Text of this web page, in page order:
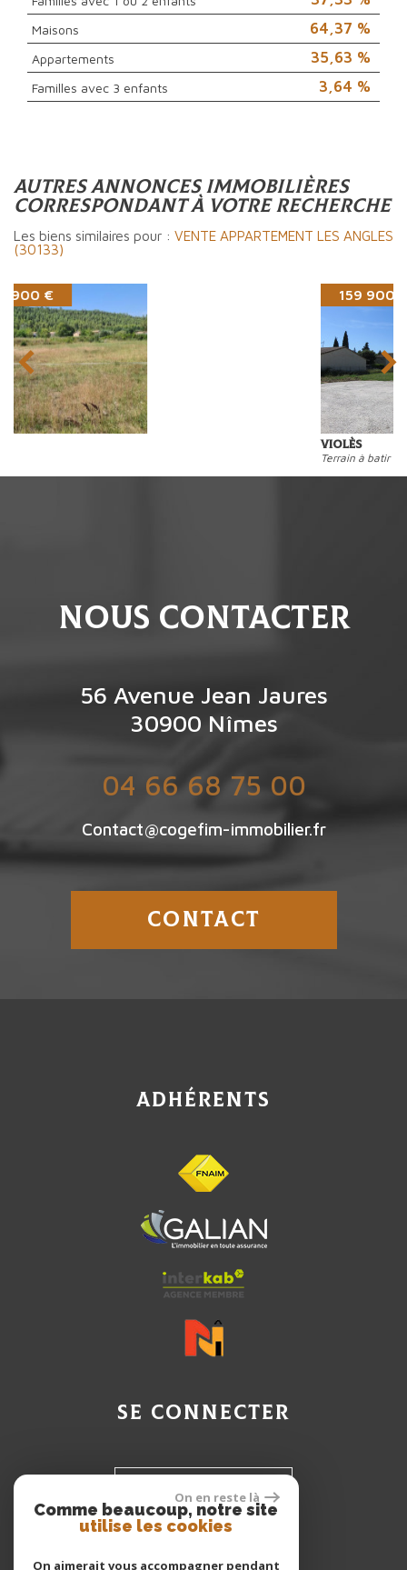
Maisons 64,37 %
Appartements 35,63 %
Familles avec 3 enfants 3,64 %
autres annonces immobilières
correspondant à votre recherche
Les biens similaires pour : VENTE APPARTEMENT LES ANGLES
(30133)
nous contacter
56 Avenue Jean Jaures
30900 Nîmes
04 66 68 75 00
Contact@cogefim-immobilier.fr
CONTACT
adhérents
se connecter
Espace Client
On en reste là
Comme beaucoup, notre site
utilise les cookies
On aimerait vous accompagner pendant